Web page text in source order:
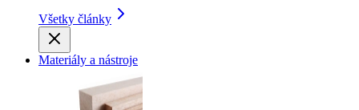
Všetky články
Materiály a nástroje